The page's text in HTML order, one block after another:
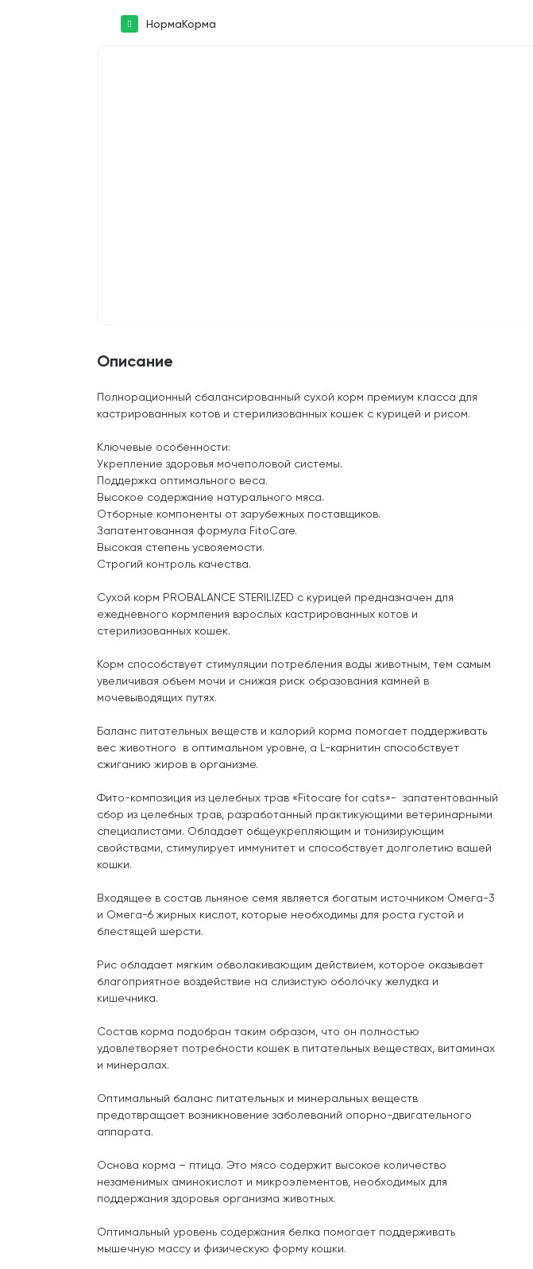
НормаКорма
Описание
Полнорационный сбалансированный сухой корм премиум класса для
кастрированных котов и стерилизованных кошек с курицей и рисом.
Ключевые особенности:
Укрепление здоровья мочеполовой системы.
Поддержка оптимального веса.
Высокое содержание натурального мяса.
Отборные компоненты от зарубежных поставщиков.
Запатентованная формула FitoCare.
Высокая степень усвояемости.
Строгий контроль качества.
Сухой корм PROBALANCE STERILIZED c курицей предназначен для
ежедневного кормления взрослых кастрированных котов и
стерилизованных кошек.
Корм способствует стимуляции потребления воды животным, тем самым
увеличивая объем мочи и снижая риск образования камней в
мочевыводящих путях.
Баланс питательных веществ и калорий корма помогает поддерживать
вес животного в оптимальном уровне, а L-карнитин способствует
сжиганию жиров в организме.
Фито-композиция из целебных трав «Fitocare for cats»- запатентованный
сбор из целебных трав, разработанный практикующими ветеринарными
специалистами. Обладает общеукрепляющим и тонизирующим
свойствами, стимулирует иммунитет и способствует долголетию вашей
кошки.
Входящее в состав льняное семя является богатым источником Омега-3
и Омега-6 жирных кислот, которые необходимы для роста густой и
блестящей шерсти.
Рис обладает мягким обволакивающим действием, которое оказывает
благоприятное воздействие на слизистую оболочку желудка и
кишечника.
Состав корма подобран таким образом, что он полностью
удовлетворяет потребности кошек в питательных веществах, витаминах
и минералах.
Оптимальный баланс питательных и минеральных веществ
предотвращает возникновение заболеваний опорно-двигательного
аппарата.
Основа корма – птица. Это мясо содержит высокое количество
незаменимых аминокислот и микроэлементов, необходимых для
поддержания здоровья организма животных.
Оптимальный уровень содержания белка помогает поддерживать
мышечную массу и физическую форму кошки.